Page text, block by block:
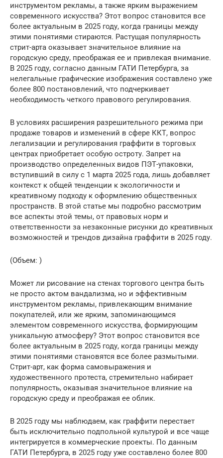
инструментом рекламы, а также ярким выражением
современного искусства? Этот вопрос становится все
более актуальным в 2025 году, когда границы между
этими понятиями стираются. Растущая популярность
стрит-арта оказывает значительное влияние на
городскую среду, преображая ее и привлекая внимание.
В 2025 году, согласно данным ГАТИ Петербурга, за
нелегальные графические изображения составлено уже
более 800 постановлений, что подчеркивает
необходимость четкого правового регулирования.
В условиях расширения разрешительного режима при
продаже товаров и изменений в сфере ККТ, вопрос
легализации и регулирования граффити в торговых
центрах приобретает особую остроту. Запрет на
производство определенных видов ПЭТ-упаковки,
вступивший в силу с 1 марта 2025 года, лишь добавляет
контекст к общей тенденции к экологичности и
креативному подходу к оформлению общественных
пространств. В этой статье мы подробно рассмотрим
все аспекты этой темы, от правовых норм и
ответственности за незаконные рисунки до креативных
возможностей и трендов дизайна граффити в 2025 году.
(Объем: )
Может ли рисование на стенах торгового центра быть
не просто актом вандализма, но и эффективным
инструментом рекламы, привлекающим внимание
покупателей, или же ярким, запоминающимся
элементом современного искусства, формирующим
уникальную атмосферу? Этот вопрос становится все
более актуальным в 2025 году, когда границы между
этими понятиями становятся все более размытыми.
Стрит-арт, как форма самовыражения и
художественного протеста, стремительно набирает
популярность, оказывая значительное влияние на
городскую среду и преображая ее облик.
В 2025 году мы наблюдаем, как граффити перестает
быть исключительно подпольной культурой и все чаще
интегрируется в коммерческие проекты. По данным
ГАТИ Петербурга, в 2025 году уже составлено более 800